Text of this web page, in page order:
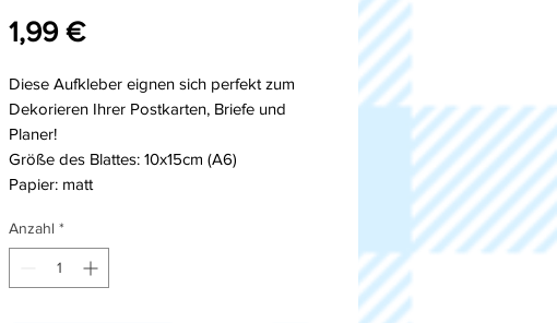
1,99 €Preis
Diese Aufkleber eignen sich perfekt zum
Dekorieren Ihrer Postkarten, Briefe und
Planer!
Größe des Blattes: 10x15cm (A6)
Papier: matt
Anzahl *